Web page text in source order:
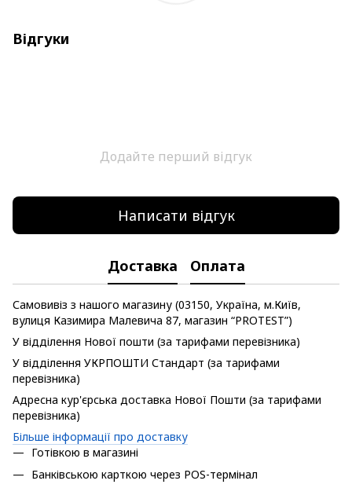
Відгуки
Додайте перший відгук
Написати відгук
Доставка Оплата
Самовивіз з нашого магазину (03150, Україна, м.Київ,
вулиця Казимира Малевича 87, магазин “PROTEST”)
У відділення Нової пошти (за тарифами перевізника)
У відділення УКРПОШТИ Стандарт (за тарифами
перевізника)
Адресна кур'єрська доставка Нової Пошти (за тарифами
перевізника)
Більше інформації про доставку
Готівкою в магазині
Банківською карткою через POS-термінал